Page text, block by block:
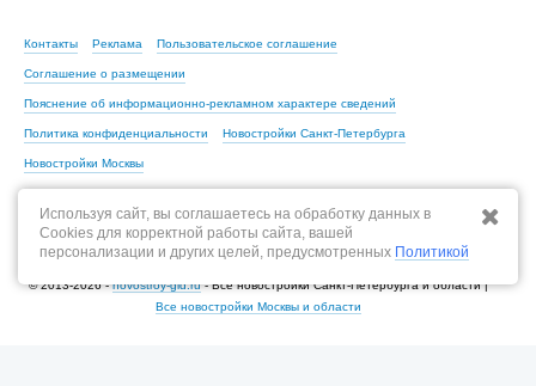
Контакты Реклама Пользовательское соглашение
Соглашение о размещении
Пояснение об информационно-рекламном характере сведений
Политика конфиденциальности Новостройки Санкт-Петербурга
Новостройки Москвы
По всем вопросам, связанным с актуальностью информации на портале,
пишите наcontent@novostroy-gid.ru
© 2013-2026 -novostroy-gid.ru- Все новостройки Санкт-Петербурга и области |
Все новостройки Москвы и области
Используя сайт, вы соглашаетесь на обработку данных в
Cookies для корректной работы сайта, вашей
персонализации и других целей, предусмотренных Политикой